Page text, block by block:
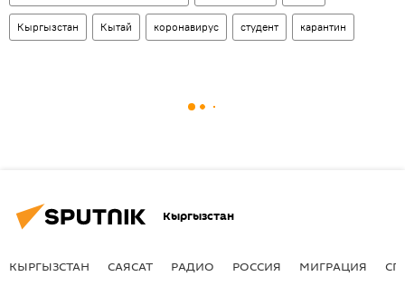
Кыргызстан Кытай коронавирус студент карантин
Кыргызстан
КЫРГЫЗСТАН САЯСАТ РАДИО РОССИЯ МИГРАЦИЯ